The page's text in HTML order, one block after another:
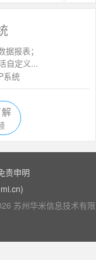
报表；
自定义...
责申明
苏州华米信息技术有限